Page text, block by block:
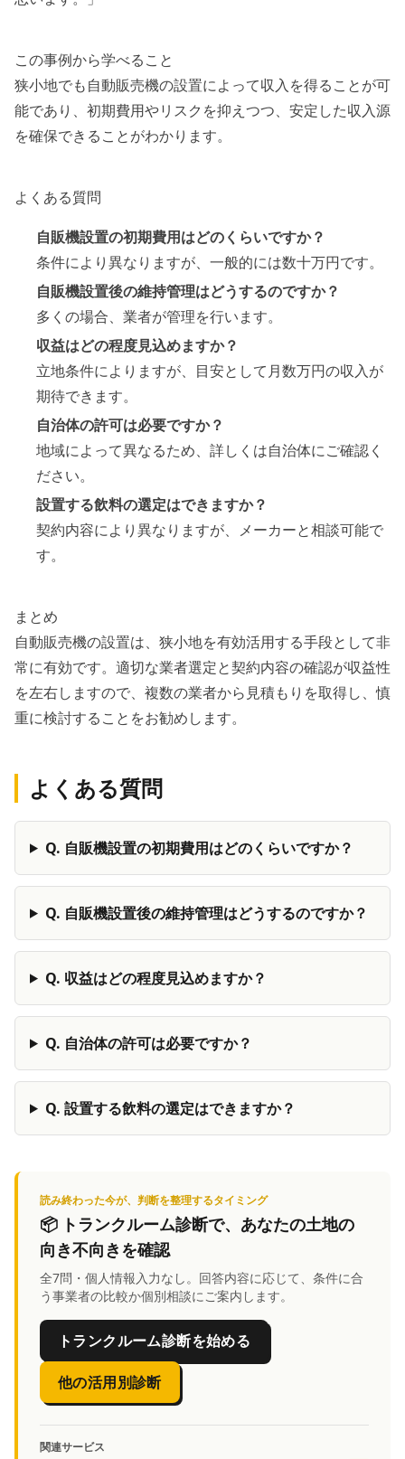
この事例から学べること
狭小地でも自動販売機の設置によって収入を得ることが可
能であり、初期費用やリスクを抑えつつ、安定した収入源
を確保できることがわかります。
よくある質問
自販機設置の初期費用はどのくらいですか？
条件により異なりますが、一般的には数十万円です。
自販機設置後の維持管理はどうするのですか？
多くの場合、業者が管理を行います。
収益はどの程度見込めますか？
立地条件によりますが、目安として月数万円の収入が
期待できます。
自治体の許可は必要ですか？
地域によって異なるため、詳しくは自治体にご確認く
ださい。
設置する飲料の選定はできますか？
契約内容により異なりますが、メーカーと相談可能で
す。
まとめ
自動販売機の設置は、狭小地を有効活用する手段として非
常に有効です。適切な業者選定と契約内容の確認が収益性
を左右しますので、複数の業者から見積もりを取得し、慎
重に検討することをお勧めします。
よくある質問
Q. 自販機設置の初期費用はどのくらいですか？
Q. 自販機設置後の維持管理はどうするのですか？
Q. 収益はどの程度見込めますか？
Q. 自治体の許可は必要ですか？
Q. 設置する飲料の選定はできますか？
読み終わった今が、判断を整理するタイミング
📦 トランクルーム診断で、あなたの土地の
向き不向きを確認
全7問・個人情報入力なし。回答内容に応じて、条件に合
う事業者の比較か個別相談にご案内します。
トランクルーム診断を始める
他の活用別診断
関連サービス